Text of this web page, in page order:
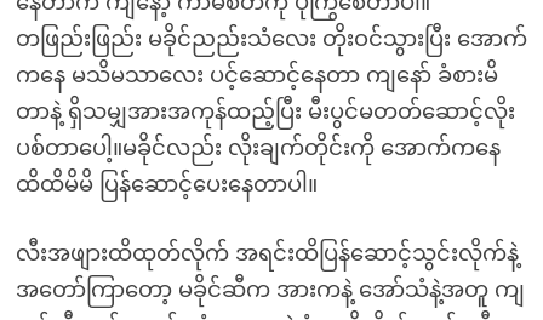
တဖြည်းဖြည်း မခိုင်ညည်းသံလေး တိုးဝင်သွားပြီး အောက်
ကနေ မသိမသာလေး ပင့်ဆောင့်နေတာ ကျနော် ခံစားမိ
တာနဲ့ ရှိသမျှအားအကုန်ထည့်ပြီး မီးပွင်မတတ်ဆောင့်လိုး
ပစ်တာပေါ့။မခိုင်လည်း လိုးချက်တိုင်းကို အောက်ကနေ
ထိထိမိမိ ပြန်ဆောင့်ပေးနေတာပါ။
လီးအဖျားထိထုတ်လိုက် အရင်းထိပြန်ဆောင့်သွင်းလိုက်နဲ့
အတော်ကြာတော့ မခိုင်ဆီက အားကနဲ့ အော်သံနဲ့အတူ ကျ